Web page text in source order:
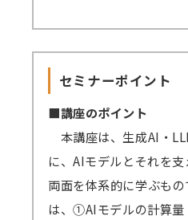
象が起きる可能性がござ
が、これらのアプリは閉
ご参加ください。
音声が聞こえない場
Zoomアプリのイン
サインアップをせずブ
ミナーの録画動画を一
しい方、期間内であれ
ます。
原則、遅くとも開催
画の配信を開始します（
す）。
視聴期間はセミナー
セミナーポイント
■講座のポイント
本講座は、生成AI・
に、AIモデルとそれを
両面を体系的に学ぶも
は、①AIモデルの計算量